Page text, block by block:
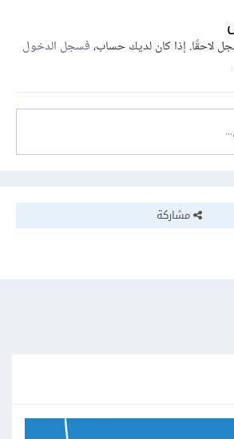
لاحقًا. إذا كان لديك حساب،فسجل الدخول
مشاركة